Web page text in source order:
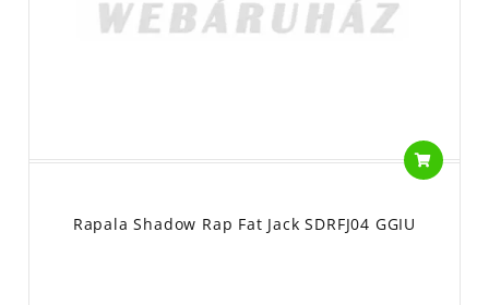
Rapala Shadow Rap Fat Jack SDRFJ04 GGIU